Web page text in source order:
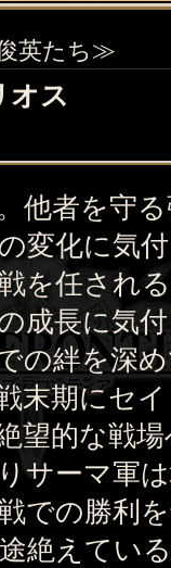
英たち≫
オス
他者を守
変化に気
を任され
成長に気
の絆を深
末期にセ
望的な戦
サーマ軍
での勝利
絶えてい